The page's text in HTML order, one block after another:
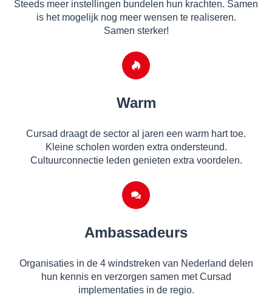
Steeds meer instellingen bundelen hun krachten. Samen
is het mogelijk nog meer wensen te realiseren.
Samen sterker!
Warm
Cursad draagt de sector al jaren een warm hart toe.
Kleine scholen worden extra ondersteund.
Cultuurconnectie leden genieten extra voordelen.
Ambassadeurs
Organisaties in de 4 windstreken van Nederland delen
hun kennis en verzorgen samen met Cursad
implementaties in de regio.